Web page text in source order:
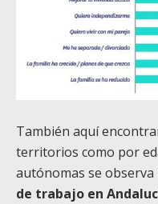
También aquí
territorios como por
autónomas se observa
de trabajo en